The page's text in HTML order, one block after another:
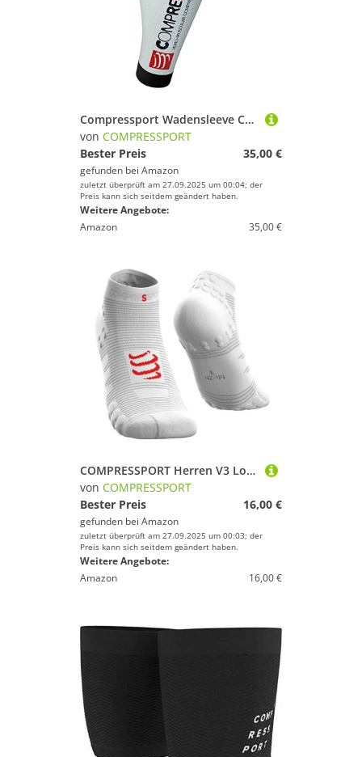
Compressport Wadensleeve Calf R2 v2, Weiß, T3
von COMPRESSPORT
Bester Preis
35,00 €
gefunden bei Amazon
zuletzt überprüft am 27.09.2025 um 00:04; der
Preis kann sich seitdem geändert haben.
Weitere Angebote:
Amazon
35,00 €
COMPRESSPORT Herren V3 Low Laufsocke Tief, Weiß, 39-41 EU
von COMPRESSPORT
Bester Preis
16,00 €
gefunden bei Amazon
zuletzt überprüft am 27.09.2025 um 00:03; der
Preis kann sich seitdem geändert haben.
Weitere Angebote:
Amazon
16,00 €